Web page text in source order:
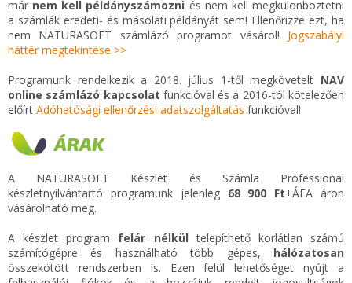
már nem kell példányszámozni és nem kell megkülönböztetni
a számlák eredeti- és másolati példányát sem! Ellenőrizze ezt, ha
nem NATURASOFT számlázó programot vásárol! Jogszabályi
háttér megtekintése >>
Programunk rendelkezik a 2018. július 1-től megkövetelt NAV
online számlázó kapcsolat funkcióval és a 2016-tól kötelezően
előírt Adóhatósági ellenőrzési adatszolgáltatás funkcióval!
ÁRAK
A NATURASOFT Készlet és Számla Professional
készletnyilvántartó programunk jelenleg 68 900 Ft+ÁFA áron
vásárolható meg.
A készlet program felár nélkül telepíthető korlátlan számú
számítógépre és használható több gépes, hálózatosan
összekötött rendszerben is. Ezen felül lehetőséget nyújt a